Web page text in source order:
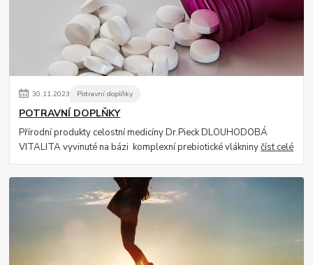
30.11.2023 Potravní doplňky
POTRAVNÍ DOPLŇKY
Přírodní produkty celostní medicíny Dr.Pieck DLOUHODOBÁ
VITALITA vyvinuté na bázi komplexní prebiotické vlákninyčíst celé